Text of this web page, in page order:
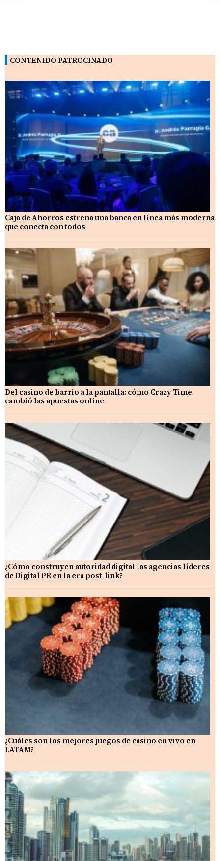
CONTENIDO PATROCINADO
Caja de Ahorros estrena una banca en línea más moderna
que conecta con todos
Del casino de barrio a la pantalla: cómo Crazy Time
cambió las apuestas online
¿Cómo construyen autoridad digital las agencias líderes
de Digital PR en la era post-link?
¿Cuáles son los mejores juegos de casino en vivo en
LATAM?